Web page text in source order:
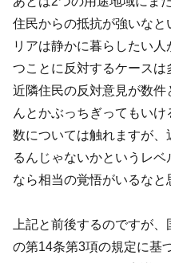
住民からの抵抗が強いな
リアは静かに暮らしたい
つことに反対するケースは
近隣住民の反対意見が数
んとかぶっちぎってもい
数については触れますが
るんじゃないかというレ
なら相当の覚悟がいるなと
上記と前後するのですが
の第14条第3項の規定に基